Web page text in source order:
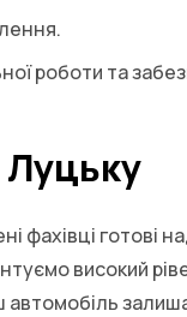
роботи та
Луцьку
готові
високий